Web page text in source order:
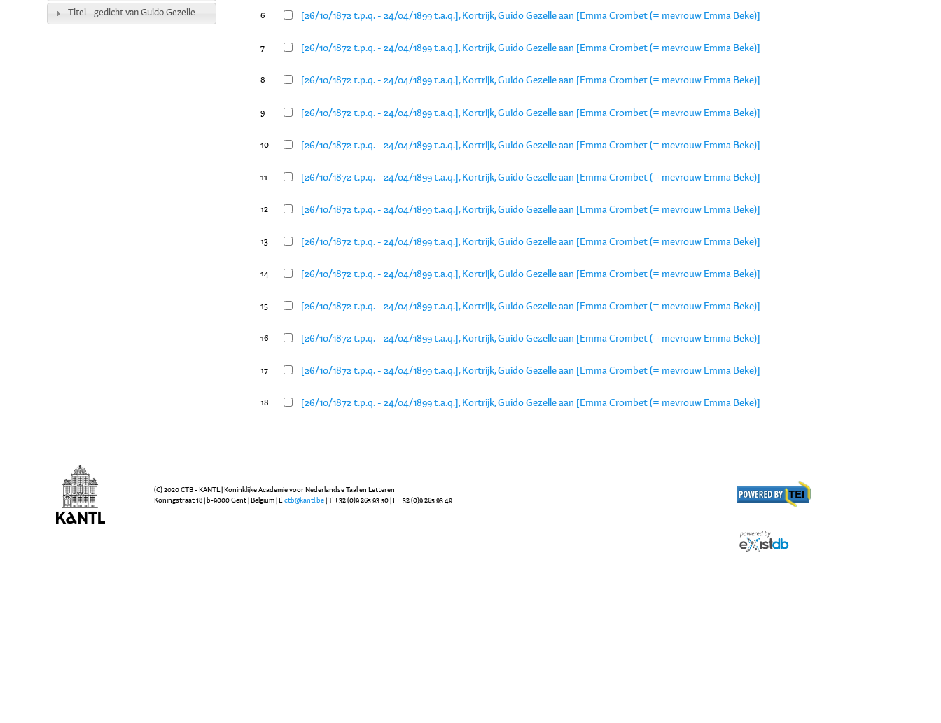
6 [26/10/1872 t.p.q. - 24/04/1899 t.a.q.], Kortrijk, Guido Gezelle aan [Emma Crombet (= mevrouw Emma Beke)]
7 [26/10/1872 t.p.q. - 24/04/1899 t.a.q.], Kortrijk, Guido Gezelle aan [Emma Crombet (= mevrouw Emma Beke)]
8 [26/10/1872 t.p.q. - 24/04/1899 t.a.q.], Kortrijk, Guido Gezelle aan [Emma Crombet (= mevrouw Emma Beke)]
9 [26/10/1872 t.p.q. - 24/04/1899 t.a.q.], Kortrijk, Guido Gezelle aan [Emma Crombet (= mevrouw Emma Beke)]
10 [26/10/1872 t.p.q. - 24/04/1899 t.a.q.], Kortrijk, Guido Gezelle aan [Emma Crombet (= mevrouw Emma Beke)]
11 [26/10/1872 t.p.q. - 24/04/1899 t.a.q.], Kortrijk, Guido Gezelle aan [Emma Crombet (= mevrouw Emma Beke)]
12 [26/10/1872 t.p.q. - 24/04/1899 t.a.q.], Kortrijk, Guido Gezelle aan [Emma Crombet (= mevrouw Emma Beke)]
13 [26/10/1872 t.p.q. - 24/04/1899 t.a.q.], Kortrijk, Guido Gezelle aan [Emma Crombet (= mevrouw Emma Beke)]
14 [26/10/1872 t.p.q. - 24/04/1899 t.a.q.], Kortrijk, Guido Gezelle aan [Emma Crombet (= mevrouw Emma Beke)]
15 [26/10/1872 t.p.q. - 24/04/1899 t.a.q.], Kortrijk, Guido Gezelle aan [Emma Crombet (= mevrouw Emma Beke)]
16 [26/10/1872 t.p.q. - 24/04/1899 t.a.q.], Kortrijk, Guido Gezelle aan [Emma Crombet (= mevrouw Emma Beke)]
17 [26/10/1872 t.p.q. - 24/04/1899 t.a.q.], Kortrijk, Guido Gezelle aan [Emma Crombet (= mevrouw Emma Beke)]
18 [26/10/1872 t.p.q. - 24/04/1899 t.a.q.], Kortrijk, Guido Gezelle aan [Emma Crombet (= mevrouw Emma Beke)]
Titel - gedicht van Guido Gezelle
(C) 2020 CTB - KANTL | Koninklijke Academie voor Nederlandse Taal en Letteren
Koningstraat 18 | b-9000 Gent | Belgium | Ectb@kantl.be | T +32 (0)9 265 93 50 | F +32 (0)9 265 93 49